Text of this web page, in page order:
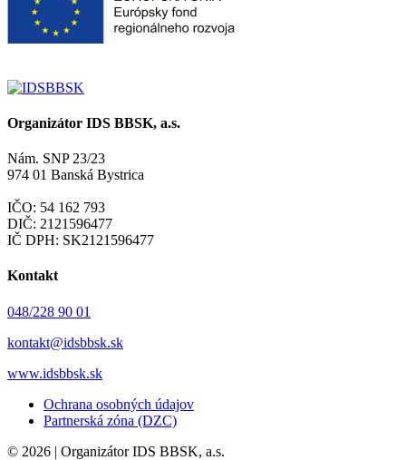
Organizátor IDS BBSK, a.s.
Nám. SNP 23/23
974 01 Banská Bystrica
IČO: 54 162 793
DIČ: 2121596477
IČ DPH: SK2121596477
Kontakt
048/228 90 01
kontakt@idsbbsk.sk
www.idsbbsk.sk
Ochrana osobných údajov
Partnerská zóna (DZC)
© 2026 | Organizátor IDS BBSK, a.s.